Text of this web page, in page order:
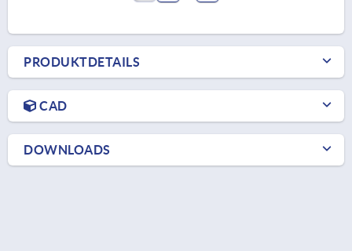
PRODUKTDETAILS
CAD
DOWNLOADS